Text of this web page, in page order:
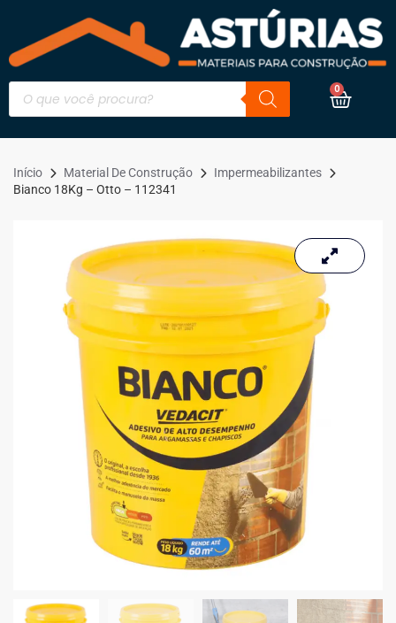
0
Início Material De Construção
Impermeabilizantes
Bianco 18Kg – Otto – 112341